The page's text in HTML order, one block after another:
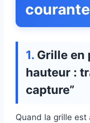
Grille en
hauteur :
capture”
Quand la grille